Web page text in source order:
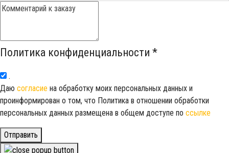
Политика конфиденциальности *
.
Даю согласие на обработку моих персональных данных и
проинформирован о том, что Политика в отношении обработки
персональных данных размещена в общем доступе по ссылке
Отправить